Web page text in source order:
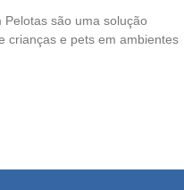
são uma solução
crianças e pets em ambientes